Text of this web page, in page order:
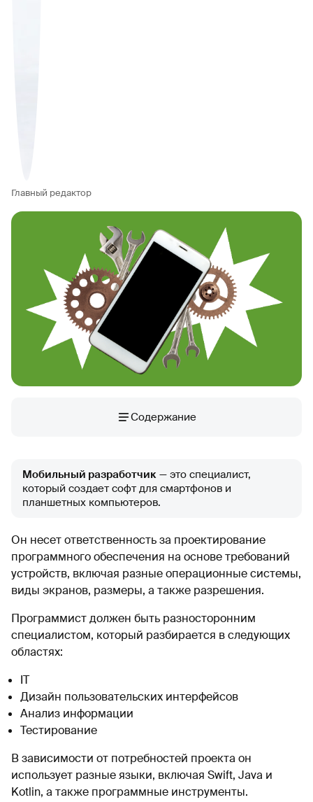
Главный редактор
Содержание
Мобильный разработчик — это специалист,
который создает софт для смартфонов и
планшетных компьютеров.
Он несет ответственность за проектирование
программного обеспечения на основе требований
устройств, включая разные операционные системы,
виды экранов, размеры, а также разрешения.
Программист должен быть разносторонним
специалистом, который разбирается в следующих
областях:
IT
Дизайн пользовательских интерфейсов
Анализ информации
Тестирование
В зависимости от потребностей проекта он
использует разные языки, включая Swift, Java и
Kotlin, а также программные инструменты.